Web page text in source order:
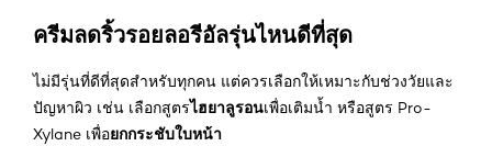
ครีมลดริ้วรอยลอรีอัลรุ่นไหนดีที่สุด
ไม่มีรุ่นที่ดีที่สุดสำหรับทุกคน แต่ควรเลือกให้เหมาะกับช่วงวัยและ
ปัญหาผิว เช่น เลือกสูตรไฮยาลูรอนเพื่อเติมน้ำ หรือสูตร Pro-
Xylane เพื่อยกกระชับใบหน้า